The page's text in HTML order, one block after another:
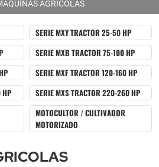
AGRICOLAS
SERIE MXY TRACTOR 25-50 HP
SERIE MXB TRACTOR 75-100 HP
SERIE MXF TRACTOR 120-160 HP
HP
SERIE MXS TRACTOR 220-260 HP
MOTOCULTOR / CULTIVADOR
MOTORIZADO